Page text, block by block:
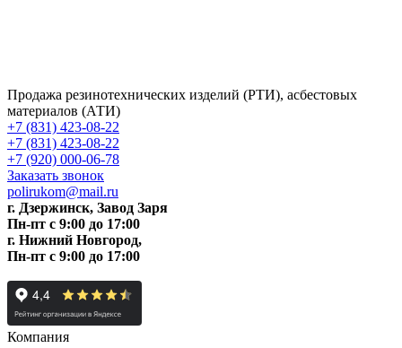
Продажа резинотехнических изделий (РТИ), асбестовых
материалов (АТИ)
+7 (831) 423-08-22
+7 (831) 423-08-22
+7 (920) 000-06-78
Заказать звонок
polirukom@mail.ru
г. Дзержинск, Завод Заря
Пн-пт c 9:00 до 17:00
г. Нижний Новгород,
Пн-пт c 9:00 до 17:00
Компания